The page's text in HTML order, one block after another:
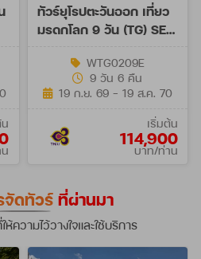
ทัวร์ยุโรปตะวันออก เที่ยว
มรดกโลก 9 วัน (TG) SEP
WTG0209E
9 วัน 6 คืน
19 ก.ย. 69 - 19 ส.ค. 70
เริ่มต้น
114,900
บาท/ท่าน
จัดทัวร์ ที่ผ่านมา
ความไว้วางใจและใช้บริการ